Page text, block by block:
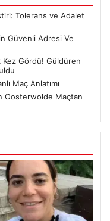
Tolerans ve Adalet
Güvenli Adresi Ve
Kez Gördü! Güldüren
Maç Anlatımı
Oosterwolde Maçtan